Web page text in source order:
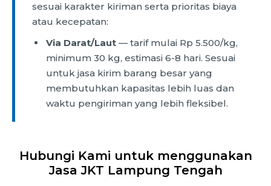
sesuai karakter kiriman serta prioritas biaya
atau kecepatan:
Via Darat/Laut — tarif mulai Rp 5.500/kg,
minimum 30 kg, estimasi 6-8 hari. Sesuai
untuk jasa kirim barang besar yang
membutuhkan kapasitas lebih luas dan
waktu pengiriman yang lebih fleksibel.
Hubungi Kami untuk menggunakan
Jasa JKT Lampung Tengah